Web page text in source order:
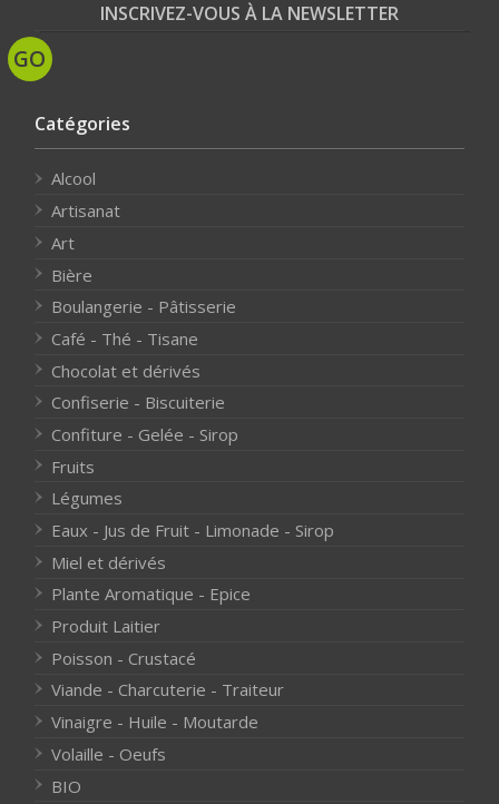
INSCRIVEZ-VOUS À LA NEWSLETTER
Catégories
Alcool
Artisanat
Art
Bière
Boulangerie - Pâtisserie
Café - Thé - Tisane
Chocolat et dérivés
Confiserie - Biscuiterie
Confiture - Gelée - Sirop
Fruits
Légumes
Eaux - Jus de Fruit - Limonade - Sirop
Miel et dérivés
Plante Aromatique - Epice
Produit Laitier
Poisson - Crustacé
Viande - Charcuterie - Traiteur
Vinaigre - Huile - Moutarde
Volaille - Oeufs
BIO